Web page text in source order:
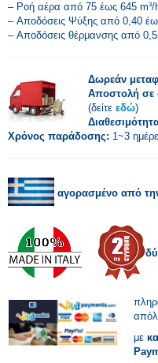
– Ροή αέρα από 75 έως 645 m³/
– Αποδόσεις Ψύξης από 0,40
– Αποδόσεις θέρμανσης από
Δωρεάν
Αποστολή σε
(δείτε εδώ)
Χρόνος παράδοσης: 1~3
αγορασμένο από
με